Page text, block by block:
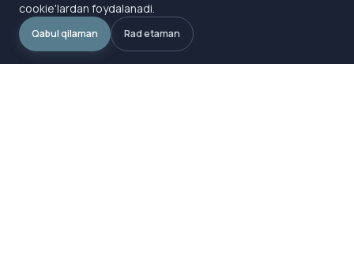
cookie'lardan foydalanadi.
Qabul qilaman Rad etaman